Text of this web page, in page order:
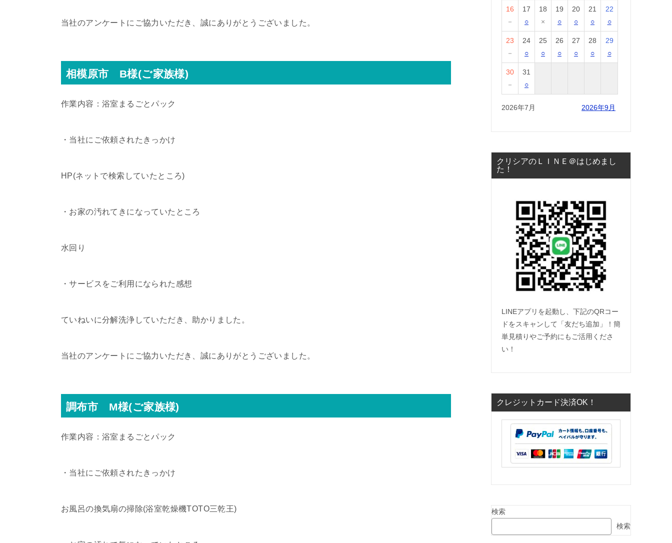
当社のアンケートにご協力いただき、誠にありがとうございました。
相模原市 B様(ご家族様)
作業内容：浴室まるごとパック
・当社にご依頼されたきっかけ
HP(ネットで検索していたところ)
・お家の汚れてきになっていたところ
水回り
・サービスをご利用になられた感想
ていねいに分解洗浄していただき、助かりました。
当社のアンケートにご協力いただき、誠にありがとうございました。
調布市 M様(ご家族様)
作業内容：浴室まるごとパック
・当社にご依頼されたきっかけ
お風呂の換気扇の掃除(浴室乾燥機TOTO三乾王)
16
－
17
○
18
×
19
○
20
○
21
○
22
○
23
－
24
○
25
○
26
○
27
○
28
○
29
○
30
－
31
○
2026年7月 2026年9月
クリシアのＬＩＮＥ＠はじめまし
た！
LINEアプリを起動し、下記のQRコー
ドをスキャンして「友だち追加」！簡
単見積りやご予約にもご活用くださ
い！
クレジットカード決済OK！
検索
検索